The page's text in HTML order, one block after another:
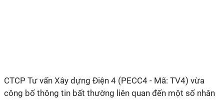
CTCP Tư vấn Xây dựng Điện 4 (PECC4 - Mã: TV4) vừa
công bố thông tin bất thường liên quan đến một số nhân